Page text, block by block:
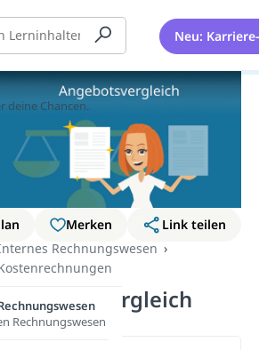
Neu:
Merken
Link teilen
Rechnungswesen
deine Chancen.
Rechnungswesen